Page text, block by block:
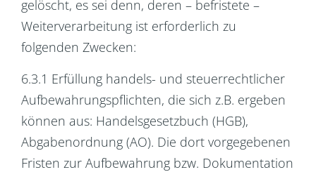
gelöscht, es sei denn, deren – befristete –
Weiterverarbeitung ist erforderlich zu
folgenden Zwecken:
6.3.1 Erfüllung handels- und steuerrechtlicher
Aufbewahrungspflichten, die sich z.B. ergeben
können aus: Handelsgesetzbuch (HGB),
Abgabenordnung (AO). Die dort vorgegebenen
Fristen zur Aufbewahrung bzw. Dokumentation